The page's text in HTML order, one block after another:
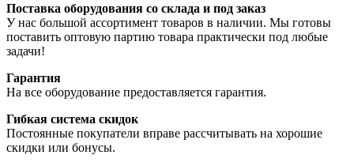
Поставка оборудования со склада и под заказ
У нас большой ассортимент товаров в наличии. Мы готовы
поставить оптовую партию товара практически под любые
задачи!
Гарантия
На все оборудование предоставляется гарантия.
Гибкая система скидок
Постоянные покупатели вправе рассчитывать на хорошие
скидки или бонусы.